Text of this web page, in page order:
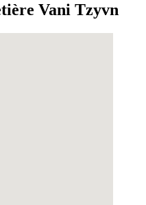
Vani Tzyvn